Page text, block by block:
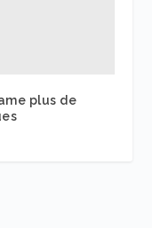
plus de